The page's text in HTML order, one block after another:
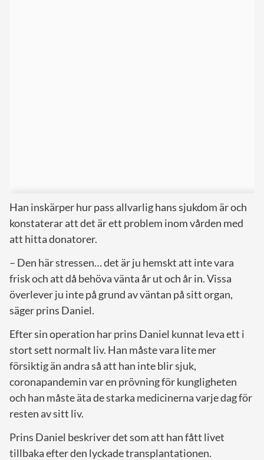
Han inskärper hur pass allvarlig hans sjukdom är och
konstaterar att det är ett problem inom vården med
att hitta donatorer.
– Den här stressen… det är ju hemskt att inte vara
frisk och att då behöva vänta år ut och år in. Vissa
överlever ju inte på grund av väntan på sitt organ,
säger prins Daniel.
Efter sin operation har prins Daniel kunnat leva ett i
stort sett normalt liv. Han måste vara lite mer
försiktig än andra så att han inte blir sjuk,
coronapandemin var en prövning för kungligheten
och han måste äta de starka medicinerna varje dag för
resten av sitt liv.
Prins Daniel beskriver det som att han fått livet
tillbaka efter den lyckade transplantationen.